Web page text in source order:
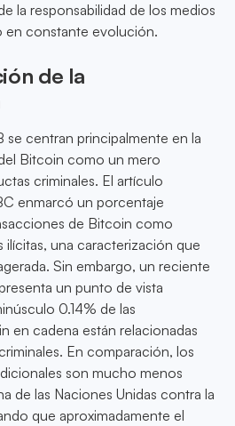
la responsabilidad de los medios
en constante evolución.
de la
se centran principalmente en la
Bitcoin como un mero
criminales. El artículo
enmarcó un porcentaje
de Bitcoin como
ilícitas, una caracterización que
Sin embargo, un reciente
un punto de vista
0.14% de las
en cadena están relacionadas
En comparación, los
son mucho menos
de las Naciones Unidas contra la
que aproximadamente el